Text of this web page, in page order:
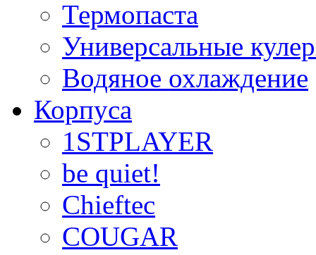
Термопаста
Универсальные
Водяное охлаждение
Корпуса
1STPLAYER
be quiet!
Chieftec
COUGAR